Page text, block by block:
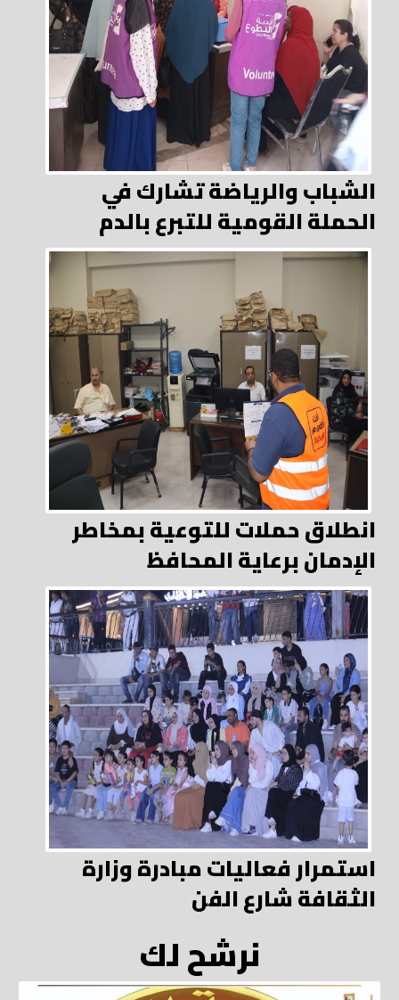
الشباب والرياضة تشارك في
الحملة القومية للتبرع بالدم
انطلاق حملات للتوعية بمخاطر
الإدمان برعاية المحافظ
استمرار فعاليات مبادرة وزارة
الثقافة شارع الفن
نرشح لك